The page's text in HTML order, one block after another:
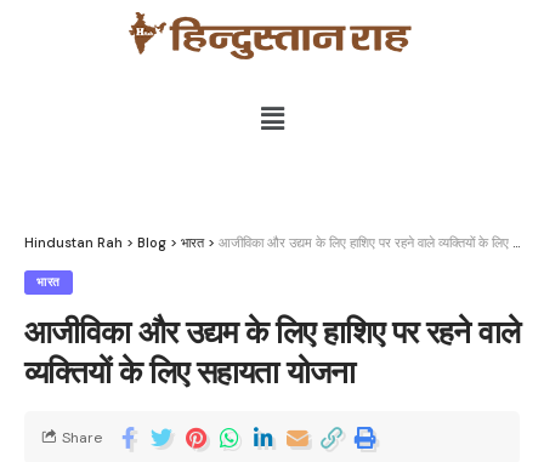
Hindustan Rah > Blog > भारत> आजीविका और उद्यम के लिए हाशिए पर रहने वाले व्यक्तियों के लिए सहायता योजना
भारत
आजीविका और उद्यम के लिए हाशिए पर रहने वाले
व्यक्तियों के लिए सहायता योजना
Share